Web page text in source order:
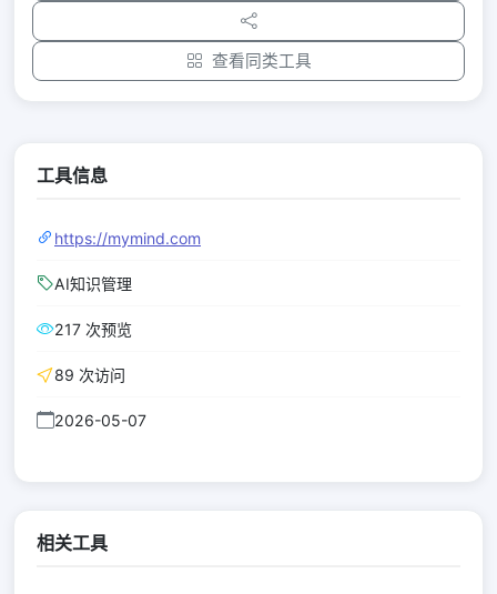
查看同类工具
工具信息
https://mymind.com
AI知识管理
217 次预览
89 次访问
2026-05-07
相关工具